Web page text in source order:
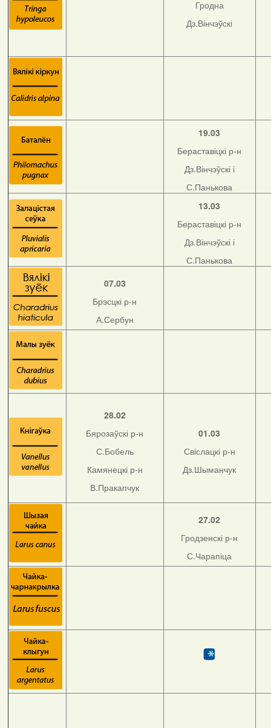
Гродна
Дз.Вінчэўскі
19.03
Бераставіцкі р-н
Дз.Вінчэўскі і
С.Панькова
13.03
Бераставіцкі р-н
Дз.Вінчэўскі і
С.Панькова
07.03
Брэсцкі р-н
А.Сербун
28.02
Бярозаўскі р-н
С.Бобель
Камянецкі р-н
В.Пракапчук
01.03
Свіслацкі р-н
Дз.Шыманчук
27.02
Гродзенскі р-н
С.Чарапіца